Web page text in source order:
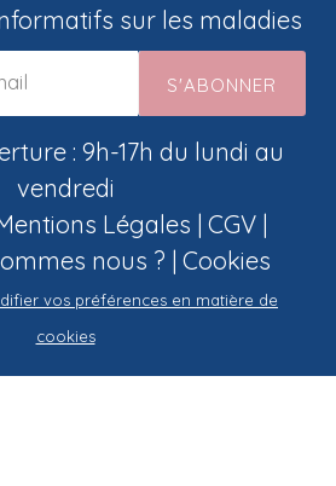
sur les maladies
S'ABONNER
: 9h-17h du lundi au
vendredi
Légales | CGV|
nous ? | Cookies
vos préférences en matière de
cookies